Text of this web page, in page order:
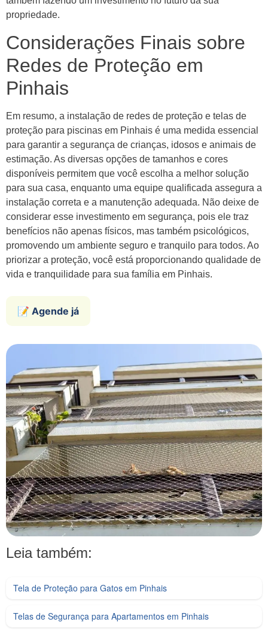
propriedade.
Considerações Finais sobre
Redes de Proteção em
Pinhais
Em resumo, a instalação de redes de proteção e telas de
proteção para piscinas em Pinhais é uma medida essencial
para garantir a segurança de crianças, idosos e animais de
estimação. As diversas opções de tamanhos e cores
disponíveis permitem que você escolha a melhor solução
para sua casa, enquanto uma equipe qualificada assegura a
instalação correta e a manutenção adequada. Não deixe de
considerar esse investimento em segurança, pois ele traz
benefícios não apenas físicos, mas também psicológicos,
promovendo um ambiente seguro e tranquilo para todos. Ao
priorizar a proteção, você está proporcionando qualidade de
vida e tranquilidade para sua família em Pinhais.
📝 Agende já
Leia também:
Tela de Proteção para Gatos em Pinhais
Telas de Segurança para Apartamentos em Pinhais